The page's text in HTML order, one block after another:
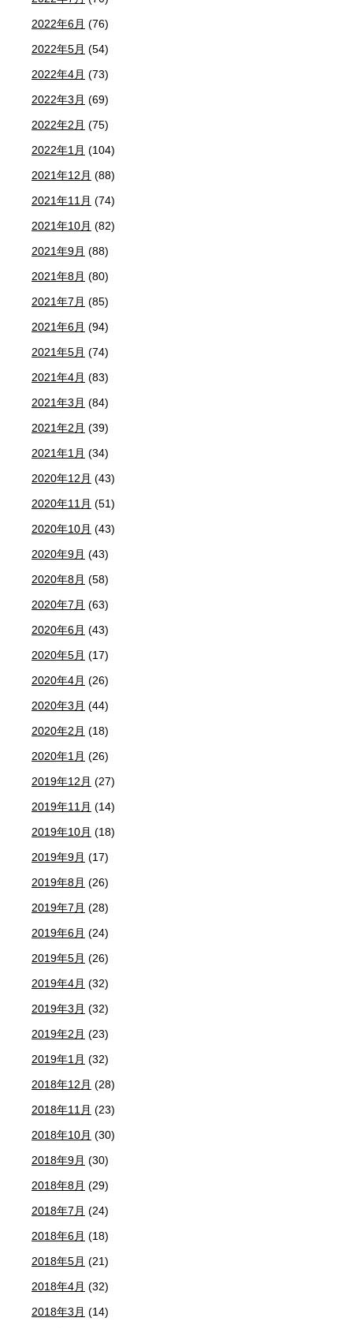
2022年6月 (76)
2022年5月 (54)
2022年4月 (73)
2022年3月 (69)
2022年2月 (75)
2022年1月 (104)
2021年12月 (88)
2021年11月 (74)
2021年10月 (82)
2021年9月 (88)
2021年8月 (80)
2021年7月 (85)
2021年6月 (94)
2021年5月 (74)
2021年4月 (83)
2021年3月 (84)
2021年2月 (39)
2021年1月 (34)
2020年12月 (43)
2020年11月 (51)
2020年10月 (43)
2020年9月 (43)
2020年8月 (58)
2020年7月 (63)
2020年6月 (43)
2020年5月 (17)
2020年4月 (26)
2020年3月 (44)
2020年2月 (18)
2020年1月 (26)
2019年12月 (27)
2019年11月 (14)
2019年10月 (18)
2019年9月 (17)
2019年8月 (26)
2019年7月 (28)
2019年6月 (24)
2019年5月 (26)
2019年4月 (32)
2019年3月 (32)
2019年2月 (23)
2019年1月 (32)
2018年12月 (28)
2018年11月 (23)
2018年10月 (30)
2018年9月 (30)
2018年8月 (29)
2018年7月 (24)
2018年6月 (18)
2018年5月 (21)
2018年4月 (32)
2018年3月 (14)